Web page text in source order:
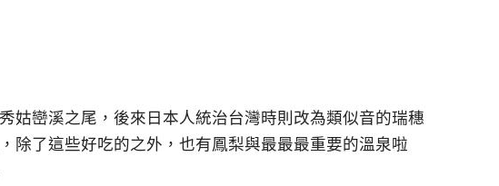
姑巒溪之尾，後來日本人統治台灣時則改為類似音的瑞穗
除了這些好吃的之外，也有鳳梨與最最最重要的溫泉啦